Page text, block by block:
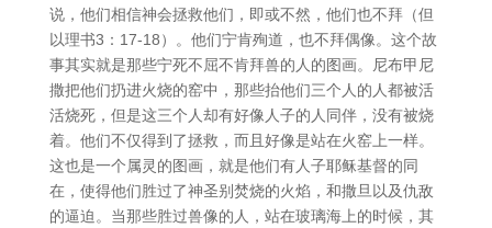
说，他们相信神会拯救他们，即或不然，他们也不拜（但
以理书3：17-18）。他们宁肯殉道，也不拜偶像。这个故
事其实就是那些宁死不屈不肯拜兽的人的图画。尼布甲尼
撒把他们扔进火烧的窑中，那些抬他们三个人的人都被活
活烧死，但是这三个人却有好像人子的人同伴，没有被烧
着。他们不仅得到了拯救，而且好像是站在火窑上一样。
这也是一个属灵的图画，就是他们有人子耶稣基督的同
在，使得他们胜过了神圣别焚烧的火焰，和撒旦以及仇敌
的逼迫。当那些胜过兽像的人，站在玻璃海上的时候，其